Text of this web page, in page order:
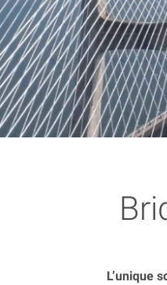
L’unique